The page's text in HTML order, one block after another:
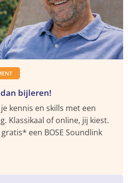
bijleren!
kennis en skills met een
Klassikaal of online, jij kiest.
een BOSE Soundlink